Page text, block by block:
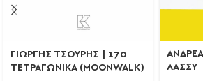
ΓΙΩΡΓΗΣ ΤΣΟΥΡΗΣ | 170
ΤΕΤΡΑΓΩΝΙΚΑ (MOONWALK)
ΛΑΣΣΥ